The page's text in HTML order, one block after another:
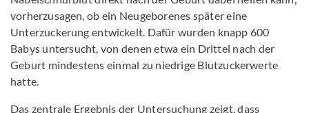
vorherzusagen, ob ein Neugeborenes später eine
Unterzuckerung entwickelt. Dafür wurden knapp 600
Babys untersucht, von denen etwa ein Drittel nach der
Geburt mindestens einmal zu niedrige Blutzuckerwerte
hatte.
Das zentrale Ergebnis der Untersuchung zeigt, dass